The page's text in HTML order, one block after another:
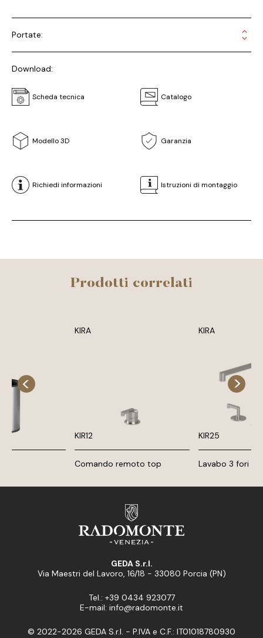
Portate:
Download:
Scheda tecnica Catalogo
Modello 3D Garanzia
Richiedi informazioni Istruzioni di montaggio
Prodotti correlati
KIRA
KIR12
Comando remoto top
KIRA
KIR25
Lavabo 3 fori
GEDA S.r.l.
Via Maestri del Lavoro, 16/18 - 33080 Porcia (PN)
Tel.: +39 0434 923077
E-mail: info@radomonte.it
© 2022-2026 GEDA S.r.l. - P.IVA e C.F.: IT01018780930